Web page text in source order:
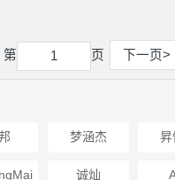
第
1
1
页 下一页>
梦涵杰 昇
诚灿